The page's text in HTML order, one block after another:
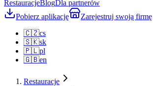
RestauracjeBlogDla partnerów
Pobierz aplikację
Zarejestruj swoją firmę
🇨🇿cs
🇸🇰sk
🇵🇱pl
🇬🇧en
Restauracje